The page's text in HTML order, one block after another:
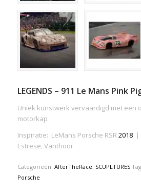
LEGENDS – 911 Le Mans Pink
Uniek kunstwerk vervaardigd met een
motorkap
Inspiratie: LeMans Porsche RSR2018|
Estrese, Vanthoor
Categorieën: AfterTheRace, SCUPLTURES
Porsche